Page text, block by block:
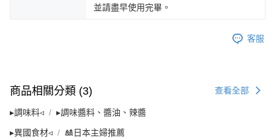
並請盡早使用完畢。
客服
商品相關分類 (3) 查看全部
▸調味料◃ ▸調味醬料、醬油、辣醬
▸異國食材◃ 🎎日本主婦推薦